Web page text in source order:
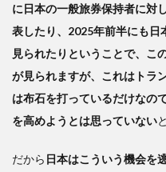
に日本の一般旅券保持者に対
表したり、2025年前半にも日
見られたりということで、こ
が見られますが、これはトラ
は布石を打っているだけなの
を高めようとは思っていない
だから 日本はこういう機会を